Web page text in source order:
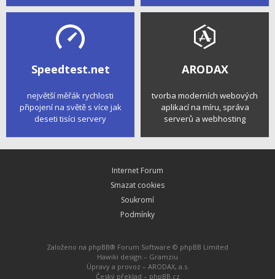
Speedtest.net
největší měřák rychlosti
připojení na světě s více jak
deseti tisíci servery
ARODAX
tvorba moderních webových
aplikací na míru, správa
serverů a webhosting
Internet Forum
Smazat cookies
Soukromí
Podmínky
Založeno na phpBB® Forum Software © phpBB Limited
Hawiki design – Gramziu
Úpravy a provoz – ARODAX, a.s.
Český překlad – phpBB.cz